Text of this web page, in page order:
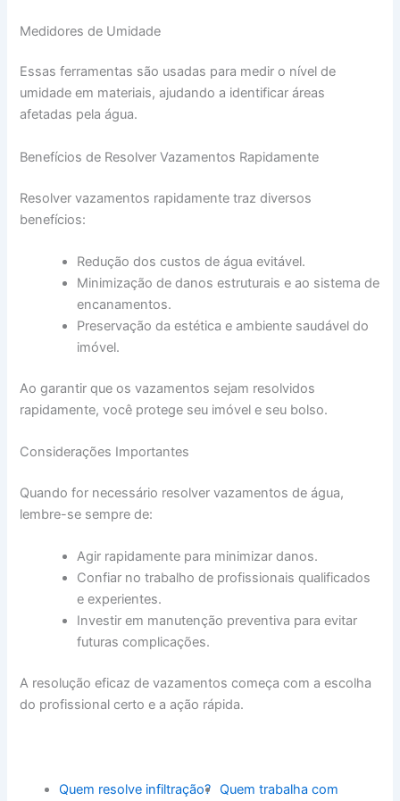
Medidores de Umidade
Essas ferramentas são usadas para medir o nível de
umidade em materiais, ajudando a identificar áreas
afetadas pela água.
Benefícios de Resolver Vazamentos Rapidamente
Resolver vazamentos rapidamente traz diversos
benefícios:
Redução dos custos de água evitável.
Minimização de danos estruturais e ao sistema de
encanamentos.
Preservação da estética e ambiente saudável do
imóvel.
Ao garantir que os vazamentos sejam resolvidos
rapidamente, você protege seu imóvel e seu bolso.
Considerações Importantes
Quando for necessário resolver vazamentos de água,
lembre-se sempre de:
Agir rapidamente para minimizar danos.
Confiar no trabalho de profissionais qualificados
e experientes.
Investir em manutenção preventiva para evitar
futuras complicações.
A resolução eficaz de vazamentos começa com a escolha
do profissional certo e a ação rápida.
Quem resolve infiltração? Quem trabalha com